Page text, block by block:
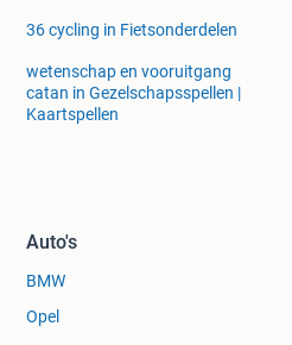
36 cycling in Fietsonderdelen
wetenschap en vooruitgang
catan in Gezelschapsspellen |
Kaartspellen
Auto's
BMW
Opel